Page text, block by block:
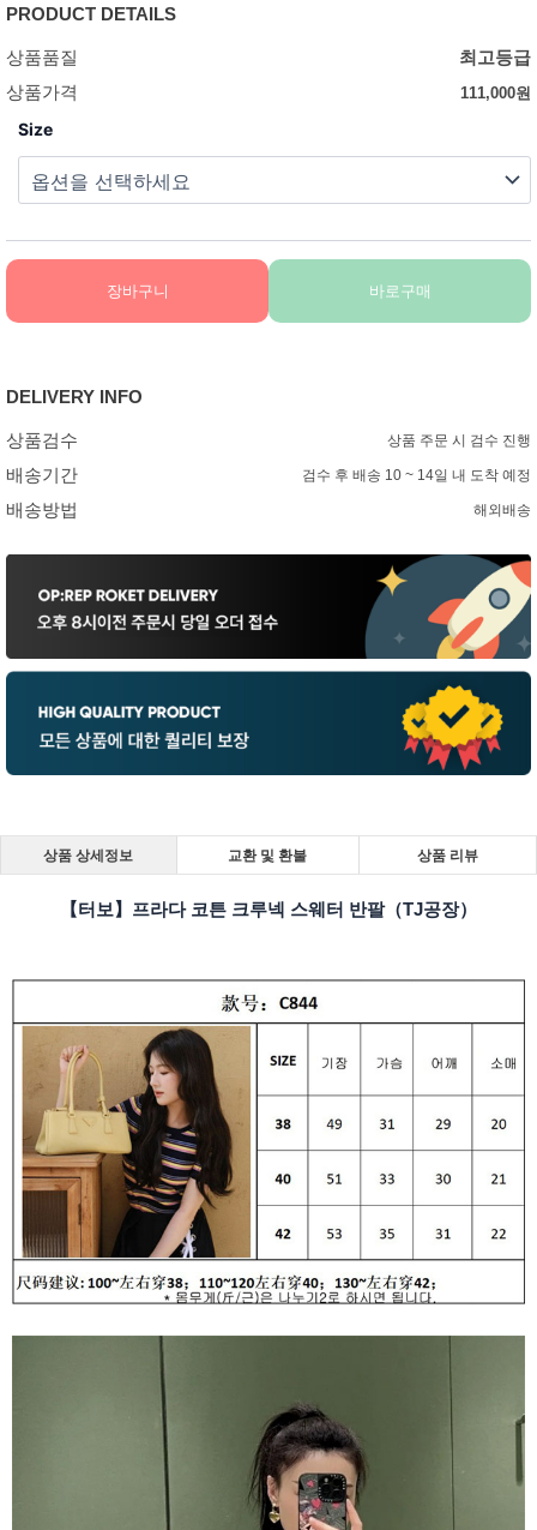
PRODUCT DETAILS
상품품질
최고등급
상품가격
111,000원
Size
장바구니 바로구매
DELIVERY INFO
상품검수 상품 주문 시 검수 진행
배송기간 검수 후 배송 10 ~ 14일 내 도착 예정
배송방법 해외배송
상품 상세정보 교환 및 환불 상품 리뷰
【터보】프라다 코튼 크루넥 스웨터 반팔（TJ공장）